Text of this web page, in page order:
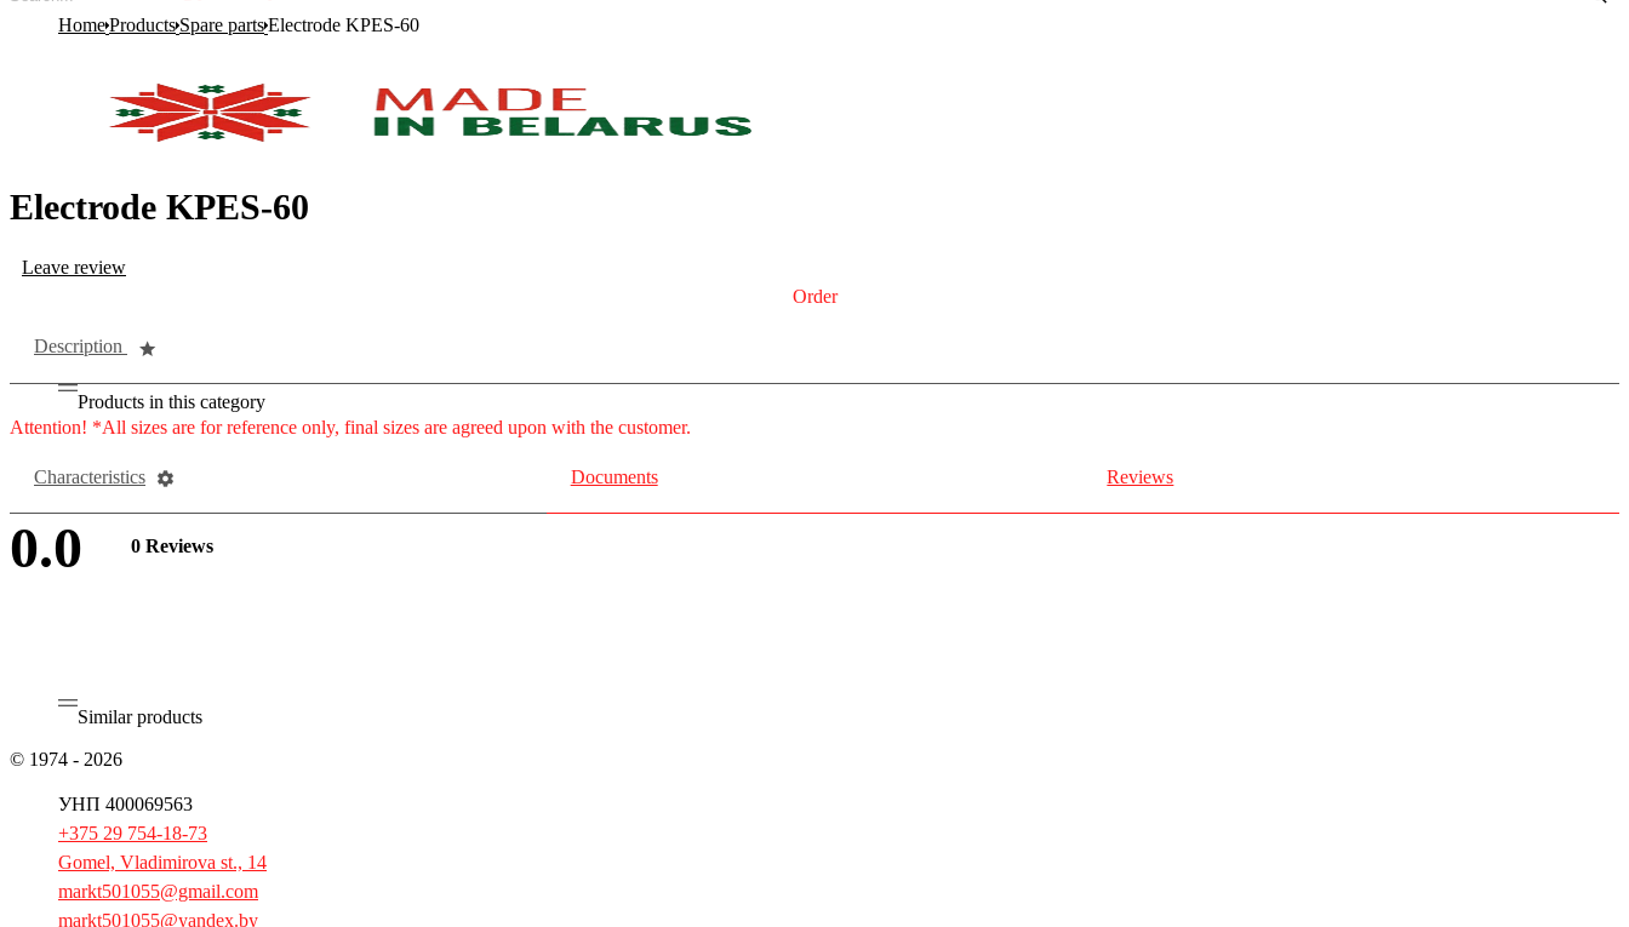
HomeProducts Spare partsElectrode KPES-60
Electrode KPES-60
Leave review
Order
Description
Products in this category
Attention! *All sizes are for reference only, final sizes are agreed upon with the customer.
Characteristics Documents Reviews
0.0 0 Reviews
Similar products
© 1974 - 2026
УНП 400069563
+375 29 754-18-73
Gomel, Vladimirova st., 14
markt501055@gmail.com
markt501055@yandex.by